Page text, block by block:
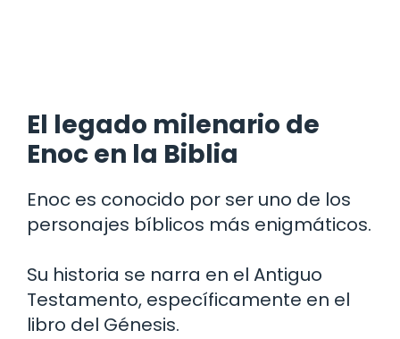
El legado milenario de
Enoc en la Biblia
Enoc es conocido por ser uno de los
personajes bíblicos más enigmáticos.
Su historia se narra en el Antiguo
Testamento, específicamente en el
libro del Génesis.